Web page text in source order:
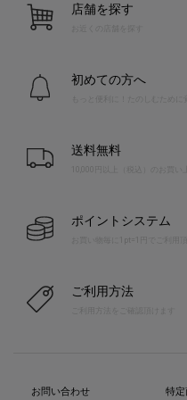
店舗を探す
お近くの店舗を探す
初めての方へ
送料無料
10,000円以上（税込）のお買い
ポイントシステム
お買い物毎に1pt=1円でご利用頂
ご利用方法
お問い合わせ 特